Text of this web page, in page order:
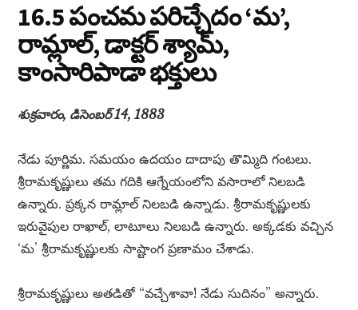
16.5 పంచమ పరిచ్ఛేదం ‘మ’,
రామ్లాల్, డాక్టర్ శ్యామ్,
కాంసారిపాడా భక్తులు
శుక్రవారం, డిసెంబర్ 14, 1883
నేడు పూర్ణిమ. సమయం ఉదయం దాదాపు తొమ్మిది గంటలు.
శ్రీరామకృష్ణులు తమ గదికి ఆగ్నేయంలోని వసారాలో నిలబడి
ఉన్నారు. ప్రక్కన రామ్లాల్ నిలబడి ఉన్నాడు. శ్రీరామకృష్ణులకు
ఇరువైపుల రాఖాల్, లాటూలు నిలబడి ఉన్నారు. అక్కడకు వచ్చిన
‘మ’ శ్రీరామకృష్ణులకు సాష్టాంగ ప్రణామం చేశాడు.
శ్రీరామకృష్ణులు అతడితో “వచ్చేశావా! నేడు సుదినం” అన్నారు.